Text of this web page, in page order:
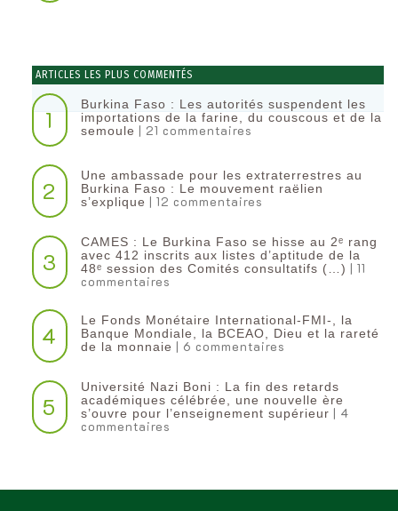
ARTICLES LES PLUS COMMENTÉS
1
Burkina Faso : Les autorités suspendent les
importations de la farine, du couscous et de la
semoule | 21 commentaires
2
Une ambassade pour les extraterrestres au
Burkina Faso : Le mouvement raëlien
s’explique | 12 commentaires
3
CAMES : Le Burkina Faso se hisse au 2ᵉ rang
avec 412 inscrits aux listes d’aptitude de la
48ᵉ session des Comités consultatifs (…) | 11
commentaires
4
Le Fonds Monétaire International-FMI-, la
Banque Mondiale, la BCEAO, Dieu et la rareté
de la monnaie | 6 commentaires
5
Université Nazi Boni : La fin des retards
académiques célébrée, une nouvelle ère
s’ouvre pour l’enseignement supérieur | 4
commentaires